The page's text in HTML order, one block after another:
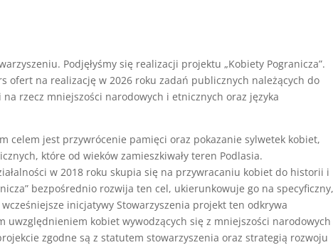
Podjęłyśmy się realizacji projektu „Kobiety Pogranicza”.
ofert na realizację w 2026 roku zadań publicznych należących do
rzecz mniejszości narodowych i etnicznych oraz języka
celem jest przywrócenie pamięci oraz pokazanie sylwetek kobiet,
które od wieków zamieszkiwały teren Podlasia.
w 2018 roku skupia się na przywracaniu kobiet do historii i
bezpośrednio rozwija ten cel, ukierunkowuje go na specyficzny,
inicjatywy Stowarzyszenia projekt ten odkrywa
uwzględnieniem kobiet wywodzących się z mniejszości narodowych
zgodne są z statutem stowarzyszenia oraz strategią rozwoju